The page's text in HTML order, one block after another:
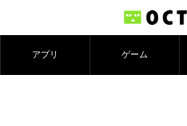
アプリ ゲーム